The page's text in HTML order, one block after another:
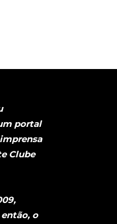
portal
Clube
o